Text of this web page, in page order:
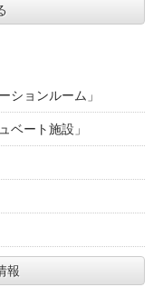
ションルーム」
ベート施設」
報